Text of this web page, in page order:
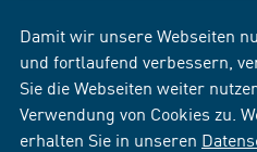
Damit wir unsere Webseiten
und fortlaufend verbessern,
Sie die Webseiten weiter
Verwendung von Cookies zu.
erhalten Sie in unseren